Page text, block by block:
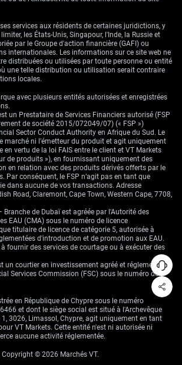
services aux résidents de certaines juridictions, y
les États-Unis, Singapour, l'Inde, la Russie et
par le Groupe d'action financière (GAFI) ou
internationales. Les informations sur ce site web ne
distribuées ou utilisées par toute personne ou entité
une telle distribution ou utilisation serait contraire
locales.
avec plusieurs entités autorisées et enregistrées
un Prestataire de Services Financiers autorisé (FSP
de société 2015/072049/07) (« FSP »)
Sector Conduct Authority en Afrique du Sud. Le
marché ni l’émetteur du produit et agit uniquement
en vertu de la loi FAIS entre le client et VT Markets
de produits »), en fournissant uniquement des
en relation avec des produits dérivés offerts par le
Par conséquent, le FSP n’agit pas en tant que
dans aucune de vos transactions. Adresse
Road, Claremont, Cape Town, Western Cape, 7708,
Branche de Dubaï est agréée par l'Autorité des
EAU (CMA) sous le numéro de licence
titulaire de licence de catégorie 5, autorisée à
d'introduction et de promotion aux EAU.
fournir des services de courtage ou à exécuter des
un courtier en investissement agréé et réglementé
Services Commission (FSC) sous le numéro de
en République de Chypre sous le numéro
et dont le siège social est situé à l'Archevêque
1, 3026, Limassol, Chypre, agit uniquement en tant
VT Markets. Cette entité n'est ni autorisée ni
aucune activité réglementée.
Copyright © 2026 Marchés VT.